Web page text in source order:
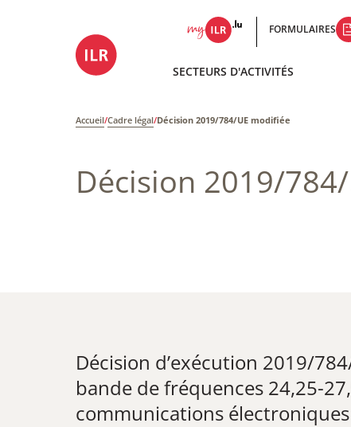
FORMULAIRES
SECTEURS D'ACTIVITÉS
Accueil/Cadre légal/Décision 2019/784/UE modifiée
Décision 2019/
Décision d’exécution 2019/
bande de fréquences 24,25-
communications